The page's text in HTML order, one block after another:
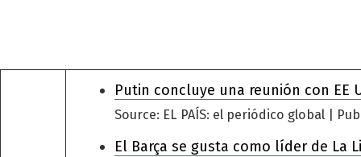
Putin concluye una reunión con EE
Source: EL PAÍS: el periódico global
El Barça se gusta como líder de La